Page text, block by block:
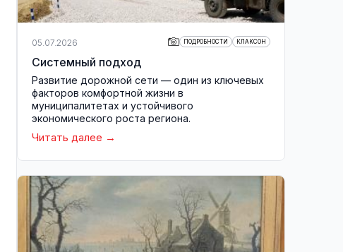
05.07.2026 ПОДРОБНОСТИ КЛАКСОН
Системный подход
Развитие дорожной сети — один из ключевых
факторов комфортной жизни в
муниципалитетах и устойчивого
экономического роста региона.
Читать далее